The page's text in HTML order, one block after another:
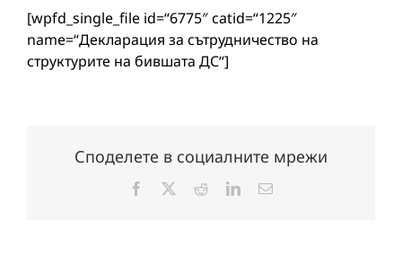
[wpfd_single_file id=“6775″ catid=“1225″
name=“Декларация за сътрудничество на
структурите на бившата ДС“]
Споделете в социалните мрежи
Facebook RedditLinkedInЕлектронна